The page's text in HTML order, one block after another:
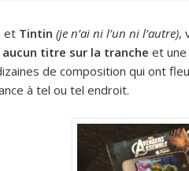
et Tintin (je n’ai ni l’un ni l’autre),
aucun titre sur la tranche et une
de composition qui ont
à tel ou tel endroit.